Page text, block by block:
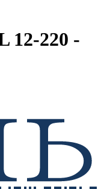
220 -